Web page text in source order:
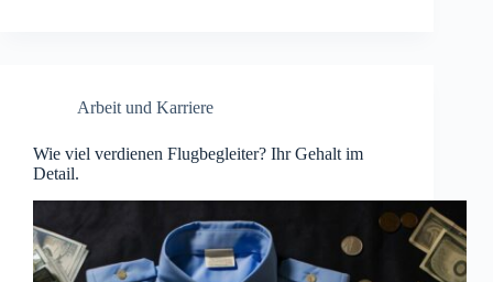
Arbeit und Karriere
Wie viel verdienen Flugbegleiter? Ihr Gehalt im
Detail.